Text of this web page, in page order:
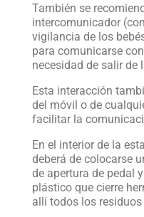
También se
intercomunicador
vigilancia de los
para comunicarse
necesidad de salir de
Esta interacción
del móvil o de
facilitar la
En el interior de la
deberá de colocarse
de apertura de pedal
plástico que cierre
allí todos los